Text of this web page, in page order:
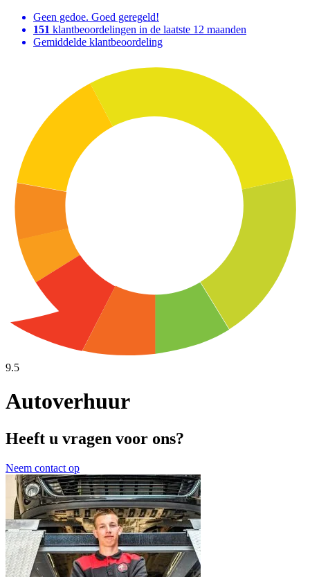
Geen gedoe. Goed geregeld!
151 klantbeoordelingen in de laatste 12 maanden
Gemiddelde klantbeoordeling
9.5
Autoverhuur
Heeft u vragen voor ons?
Neem contact op